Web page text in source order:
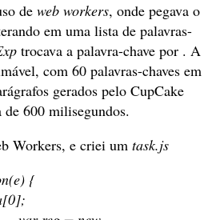
de web workers, onde pegava o
em uma lista de palavras-
trocava a palavra-chave por . A
com 60 palavras-chaves em
gerados pelo CupCake
600 milisegundos.
Workers, e criei um task.js
{